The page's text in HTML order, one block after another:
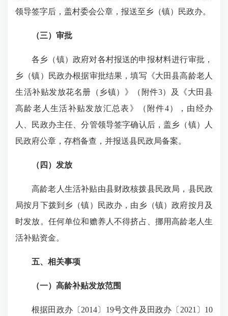
领导签字后，盖村委会公章，报送至乡（镇）民政办。
（三）审批
各乡（镇）政府对各村报送的申报材料进行审批，
乡（镇）民政办根据审批结果，填写《大田县高龄老人
生活补贴发放花名册（乡镇）》（附件3）及《大田县
高龄老人生活补贴发放汇总表》（附件4），由经办
人、民政办主任、分管领导签字确认后，盖乡（镇）人
民政府公章，存档备查，并报送县民政局备案。
（四）发放
高龄老人生活补贴由县财政核拨县民政局，县民政
局按月下拨到乡（镇）民政办，由乡（镇）政府按月及
时发放。任何单位和赡养人不得挤占、挪用高龄老人生
活补贴资金。
五、相关事项
（一）高龄补贴发放范围
根据田政办〔2014〕19号文件及田政办〔2021〕10